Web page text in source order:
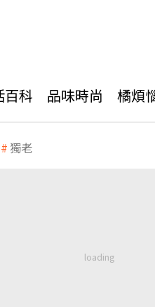
百科 品味時尚 橘煩
獨老